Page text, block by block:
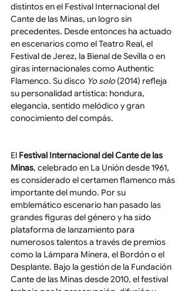
distintos en el Festival Internacional del
Cante de las Minas, un logro sin
precedentes. Desde entonces ha actuado
en escenarios como el Teatro Real, el
Festival de Jerez, la Bienal de Sevilla o en
giras internacionales como Authentic
Flamenco. Su disco Yo solo (2014) refleja
su personalidad artística: hondura,
elegancia, sentido melódico y gran
conocimiento del compás.
El Festival Internacional del Cante de las
Minas, celebrado en La Unión desde 1961,
es considerado el certamen flamenco más
importante del mundo. Por su
emblemático escenario han pasado las
grandes figuras del género y ha sido
plataforma de lanzamiento para
numerosos talentos a través de premios
como la Lámpara Minera, el Bordón o el
Desplante. Bajo la gestión de la Fundación
Cante de las Minas desde 2010, el festival